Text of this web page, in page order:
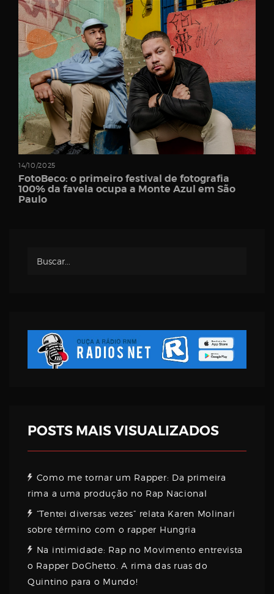
Password
Remember
Password
14/10/2025
FotoBeco: o primeiro festival de fotografia
100% da favela ocupa a Monte Azul em São
Paulo
POSTS MAIS VISUALIZADOS
Como me tornar um Rapper: Da primeira
rima a uma produção no Rap Nacional
“Tentei diversas vezes” relata Karen Molinari
sobre término com o rapper Hungria
Na intimidade: Rap no Movimento entrevista
o Rapper DoGhetto. A rima das ruas do
Quintino para o Mundo!